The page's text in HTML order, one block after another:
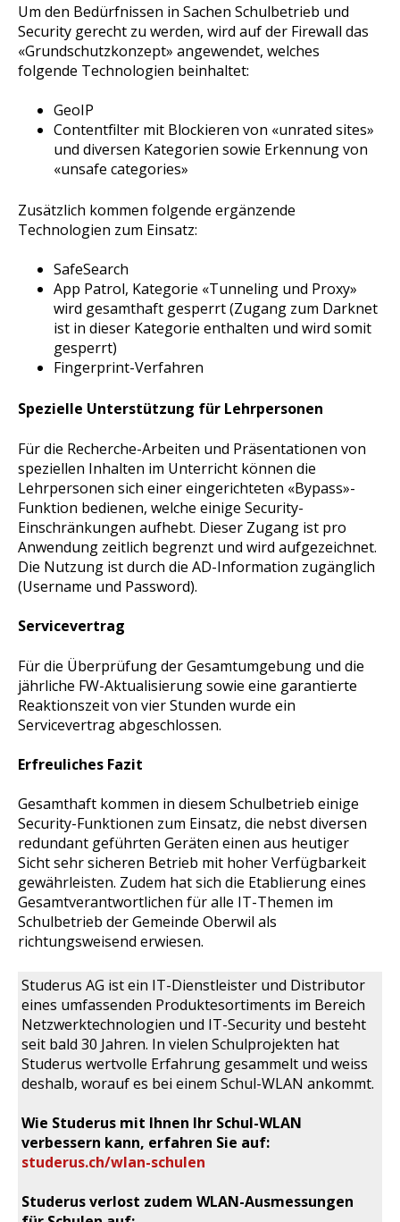
Um den Bedürfnissen in Sachen Schulbetrieb und
Security gerecht zu werden, wird auf der Firewall das
«Grundschutzkonzept» angewendet, welches
folgende Technologien beinhaltet:
GeoIP
Contentfilter mit Blockieren von «unrated sites»
und diversen Kategorien sowie Erkennung von
«unsafe categories»
Zusätzlich kommen folgende ergänzende
Technologien zum Einsatz:
SafeSearch
App Patrol, Kategorie «Tunneling und Proxy»
wird gesamthaft gesperrt (Zugang zum Darknet
ist in dieser Kategorie enthalten und wird somit
gesperrt)
Fingerprint-Verfahren
Spezielle Unterstützung für Lehrpersonen
Für die Recherche-Arbeiten und Präsentationen von
speziellen Inhalten im Unterricht können die
Lehrpersonen sich einer eingerichteten «Bypass»-
Funktion bedienen, welche einige Security-
Einschränkungen aufhebt. Dieser Zugang ist pro
Anwendung zeitlich begrenzt und wird aufgezeichnet.
Die Nutzung ist durch die AD-Information zugänglich
(Username und Password).
Servicevertrag
Für die Überprüfung der Gesamtumgebung und die
jährliche FW-Aktualisierung sowie eine garantierte
Reaktionszeit von vier Stunden wurde ein
Servicevertrag abgeschlossen.
Erfreuliches Fazit
Gesamthaft kommen in diesem Schulbetrieb einige
Security-Funktionen zum Einsatz, die nebst diversen
redundant geführten Geräten einen aus heutiger
Sicht sehr sicheren Betrieb mit hoher Verfügbarkeit
gewährleisten. Zudem hat sich die Etablierung eines
Gesamtverantwortlichen für alle IT-Themen im
Schulbetrieb der Gemeinde Oberwil als
richtungsweisend erwiesen.
Studerus AG ist ein IT-Dienstleister und Distributor
eines umfassenden Produktesortiments im Bereich
Netzwerktechnologien und IT-Security und besteht
seit bald 30 Jahren. In vielen Schulprojekten hat
Studerus wertvolle Erfahrung gesammelt und weiss
deshalb, worauf es bei einem Schul-WLAN ankommt.
Wie Studerus mit Ihnen Ihr Schul-WLAN
verbessern kann, erfahren Sie auf:
studerus.ch/wlan-schulen
Studerus verlost zudem WLAN-Ausmessungen